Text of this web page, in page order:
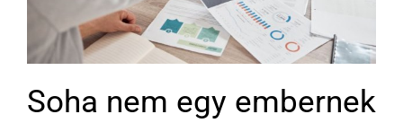
Soha nem egy embernek